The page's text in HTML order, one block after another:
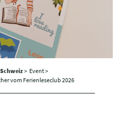
> Event >
vom Ferienleseclub 2026